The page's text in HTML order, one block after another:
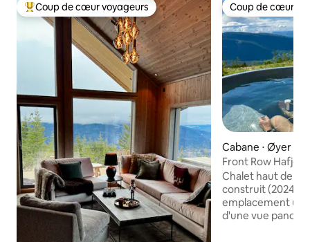
Coups de cœur voyageurs les plus appréciés
Coup de cœur voyageurs Coup de cœur
Coup de cœur
Cabane ⋅ Øyer
Front Row Hafjell
pied des pistes
Chalet haut de
construit (2024),
emplacement
d'une vue